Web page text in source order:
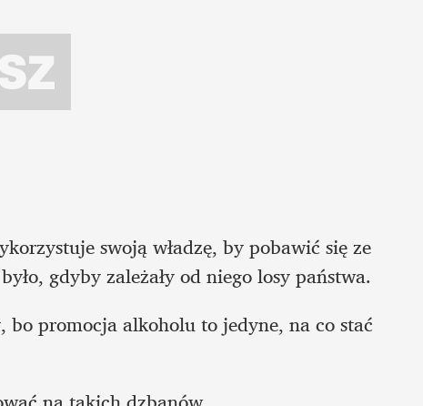
swoją władzę, by pobawić się ze
gdyby zależały od niego losy państwa.
bo promocja alkoholu to jedyne, na co stać